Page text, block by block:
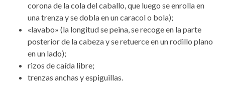
corona de la cola del caballo, que luego se enrolla en
una trenza y se dobla en un caracol o bola);
«lavabo» (la longitud se peina, se recoge en la parte
posterior de la cabeza y se retuerce en un rodillo plano
en un lado);
rizos de caída libre;
trenzas anchas y espiguillas.